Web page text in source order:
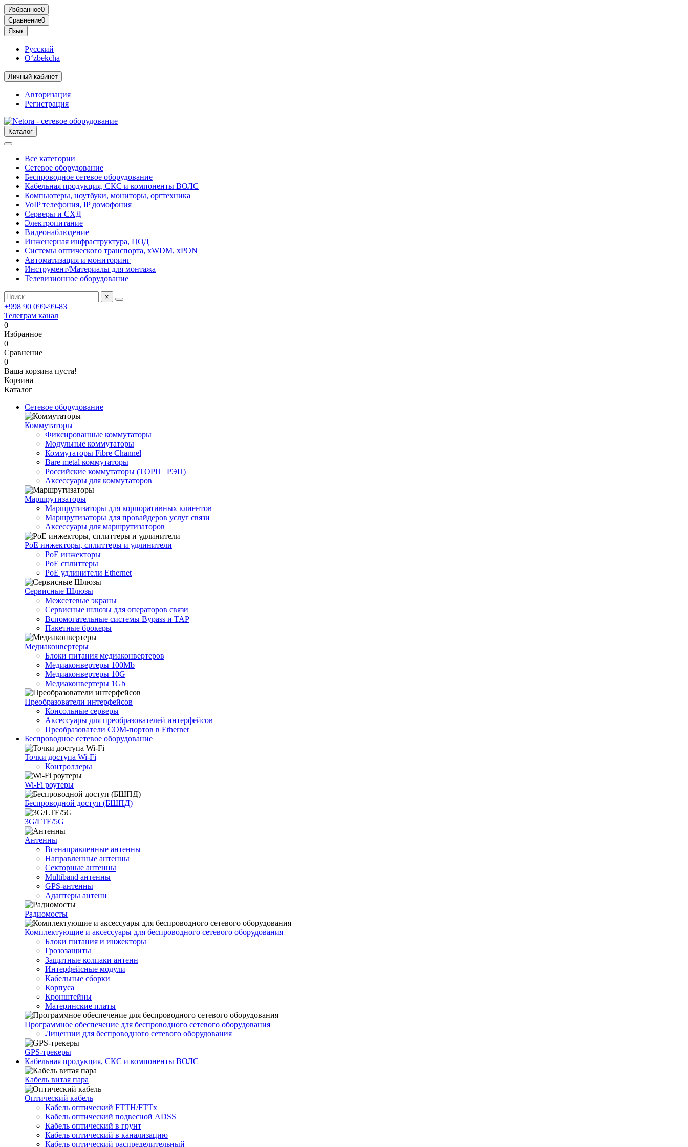
Избранное0
Сравнение0
Язык
Русский
O‘zbekcha
Личный кабинет
Авторизация
Регистрация
Каталог
Все категории
Сетевое оборудование
Беспроводное сетевое оборудование
Кабельная продукция, СКС и компоненты ВОЛС
Компьютеры, ноутбуки, мониторы, оргтехника
VoIP телефония, IP домофония
Серверы и СХД
Электропитание
Видеонаблюдение
Инженерная инфраструктура, ЦОД
Системы оптического транспорта, xWDM, xPON
Автоматизация и мониторинг
Инструмент/Материалы для монтажа
Телевизионное оборудование
×
+998 90 099-99-83
Телеграм канал
0
Избранное
0
Сравнение
0
Ваша корзина пуста!
Корзина
Каталог
Сетевое оборудование
Коммутаторы
Фиксированные коммутаторы
Модульные коммутаторы
Коммутаторы Fibre Channel
Bare metal коммутаторы
Российские коммутаторы (ТОРП | РЭП)
Аксессуары для коммутаторов
Маршрутизаторы
Маршрутизаторы для корпоративных клиентов
Маршрутизаторы для провайдеров услуг связи
Аксессуары для маршрутизаторов
PoE инжекторы, сплиттеры и удлинители
PoE инжекторы
PoE сплиттеры
PoE удлинители Ethernet
Сервисные Шлюзы
Межсетевые экраны
Сервисные шлюзы для операторов связи
Вспомогательные системы Bypass и TAP
Пакетные брокеры
Медиаконвертеры
Блоки питания медиаконвертеров
Медиаконвертеры 100Mb
Медиаконвертеры 10G
Медиаконвертеры 1Gb
Преобразователи интерфейсов
Консольные серверы
Аксессуары для преобразователей интерфейсов
Преобразователи COM-портов в Ethernet
Беспроводное сетевое оборудование
Точки доступа Wi-Fi
Контроллеры
Wi-Fi роутеры
Беспроводной доступ (БШПД)
3G/LTE/5G
Антенны
Всенаправленные антенны
Направленные антенны
Секторные антенны
Multiband антенны
GPS-антенны
Адаптеры антенн
Радиомосты
Комплектующие и аксессуары для беспроводного сетевого оборудования
Блоки питания и инжекторы
Грозозащиты
Защитные колпаки антенн
Интерфейсные модули
Кабельные сборки
Корпуса
Кронштейны
Материнские платы
Программное обеспечение для беспроводного сетевого оборудования
Лицензии для беспроводного сетевого оборудования
GPS-трекеры
Кабельная продукция, СКС и компоненты ВОЛС
Кабель витая пара
Оптический кабель
Кабель оптический FTTH/FTTx
Кабель оптический подвесной ADSS
Кабель оптический в грунт
Кабель оптический в канализацию
Кабель оптический распределительный